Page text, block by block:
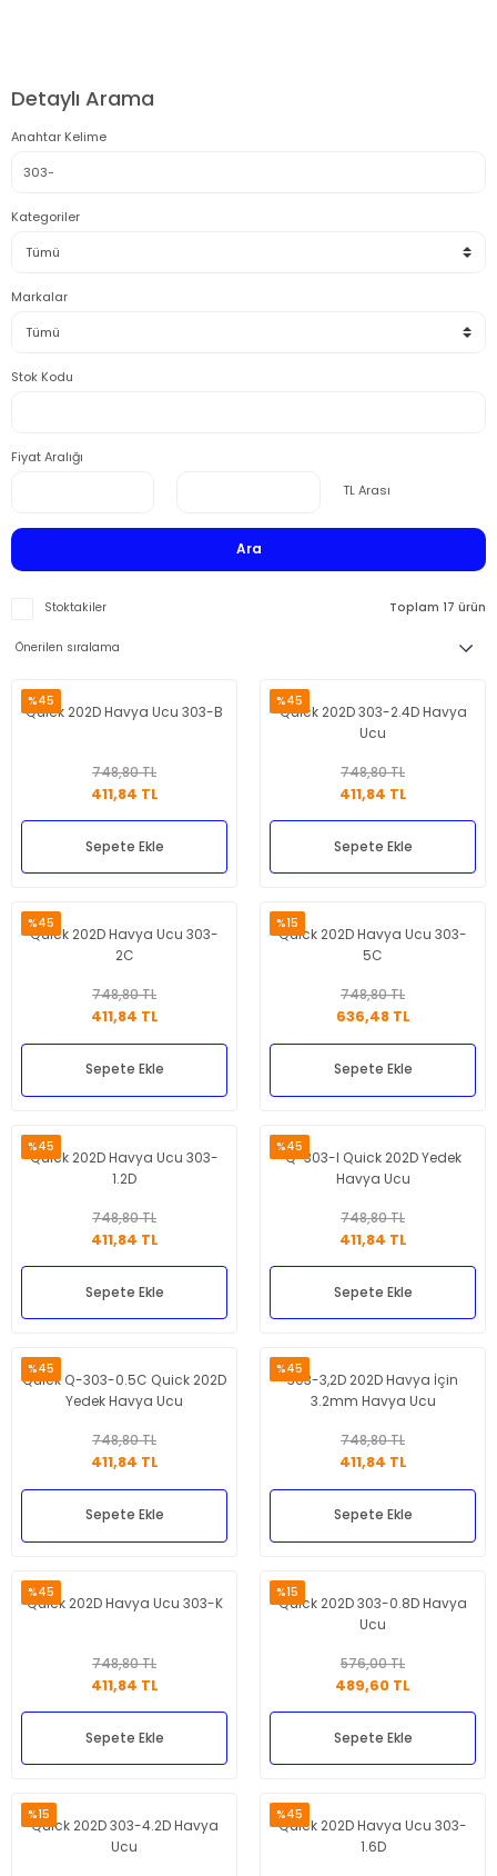
Detaylı Arama
Anahtar Kelime
Kategoriler
Markalar
Stok Kodu
Fiyat Aralığı
TL Arası
Ara
Stoktakiler Toplam 17 ürün
%45
Quick 202D Havya Ucu 303-B
748,80 TL
411,84 TL
Sepete Ekle
%45
Quick 202D 303-2.4D Havya
Ucu
748,80 TL
411,84 TL
Sepete Ekle
%45
Quick 202D Havya Ucu 303-
2C
748,80 TL
411,84 TL
Sepete Ekle
%15
Quick 202D Havya Ucu 303-
5C
748,80 TL
636,48 TL
Sepete Ekle
%45
Quick 202D Havya Ucu 303-
1.2D
748,80 TL
411,84 TL
Sepete Ekle
%45
Q-303-I Quick 202D Yedek
Havya Ucu
748,80 TL
411,84 TL
Sepete Ekle
%45
Quick Q-303-0.5C Quick 202D
Yedek Havya Ucu
748,80 TL
411,84 TL
Sepete Ekle
%45
303-3,2D 202D Havya İçin
3.2mm Havya Ucu
748,80 TL
411,84 TL
Sepete Ekle
%45
Quick 202D Havya Ucu 303-K
748,80 TL
411,84 TL
Sepete Ekle
%15
Quick 202D 303-0.8D Havya
Ucu
576,00 TL
489,60 TL
Sepete Ekle
%15
Quick 202D 303-4.2D Havya
Ucu
%45
Quick 202D Havya Ucu 303-
1.6D